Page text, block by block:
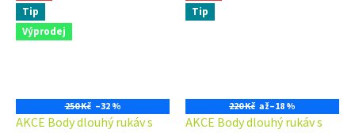
Tip
Výprodej
250 Kč –32 %
AKCE Body dlouhý rukáv s
Tip
220 Kč až–18 %
AKCE Body dlouhý rukáv s